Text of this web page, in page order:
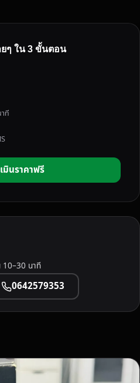
ๆ ใน 3 ขั้นตอน
ที
มินราคาฟรี
10–30 นาที
0642579353